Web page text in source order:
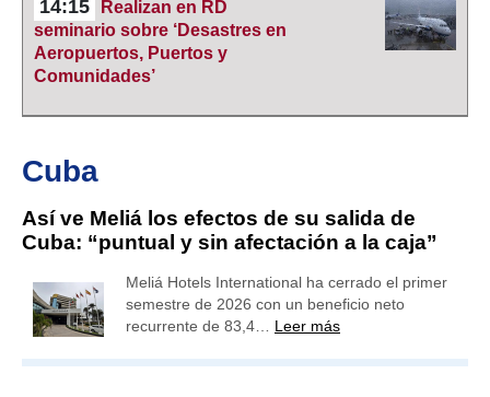
14:15
Realizan en RD
seminario sobre ‘Desastres en
Aeropuertos, Puertos y
Comunidades’
Cuba
Así ve Meliá los efectos de su salida de
Cuba: “puntual y sin afectación a la caja”
Meliá Hotels International ha cerrado el primer
semestre de 2026 con un beneficio neto
recurrente de 83,4… Leer más